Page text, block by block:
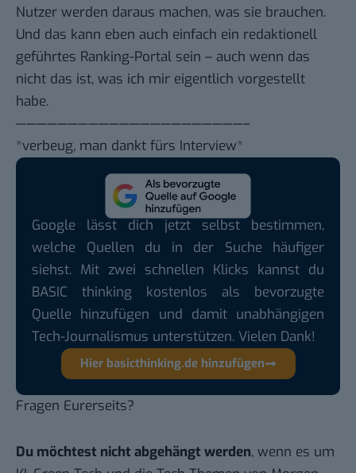
Nutzer werden daraus machen, was sie brauchen.
Und das kann eben auch einfach ein redaktionell
geführtes Ranking-Portal sein – auch wenn das
nicht das ist, was ich mir eigentlich vorgestellt
habe.
——————————————————————–
*verbeug, man dankt fürs Interview*
Google lässt dich jetzt selbst bestimmen,
welche Quellen du in der Suche häufiger
siehst. Mit zwei schnellen Klicks kannst du
BASIC thinking kostenlos als bevorzugte
Quelle hinzufügen und damit unabhängigen
Tech-Journalismus unterstützen. Vielen Dank!
Hier basicthinking.de hinzufügen
Fragen Eurerseits?
Du möchtest nicht abgehängt werden, wenn es um